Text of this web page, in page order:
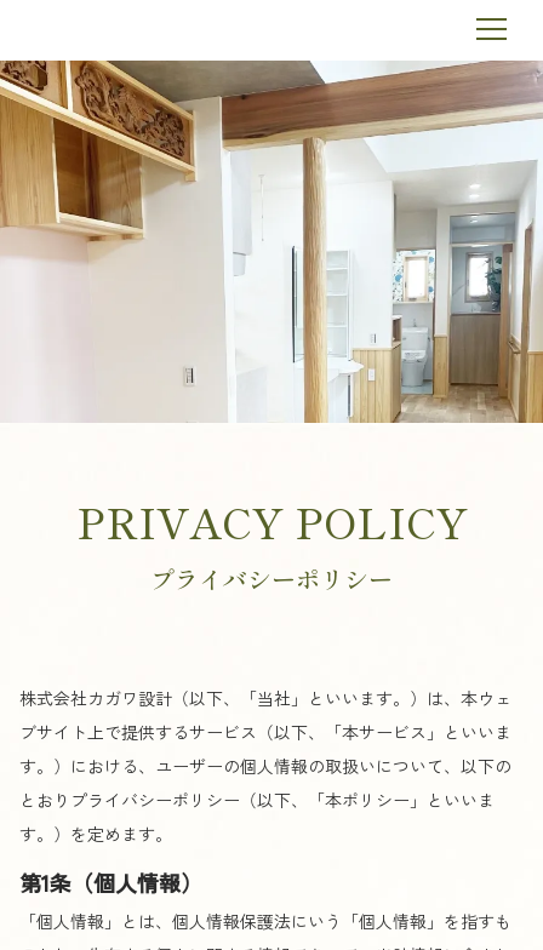
プライバシーポリシー
株式会社カガワ設計（以下、「当社」といいます。）は、本ウェ
ブサイト上で提供するサービス（以下、「本サービス」といいま
す。）における、ユーザーの個人情報の取扱いについて、以下の
とおりプライバシーポリシー（以下、「本ポリシー」といいま
す。）を定めます。
第1条（個人情報）
「個人情報」とは、個人情報保護法にいう「個人情報」を指すも